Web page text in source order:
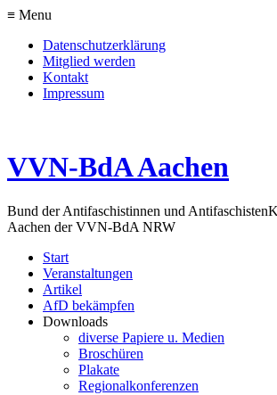
≡ Menu
Datenschutzerklärung
Mitglied werden
Kontakt
Impressum
VVN-BdA Aachen
Bund der Antifaschistinnen und Antifaschisten
Aachen der VVN-BdA NRW
Start
Veranstaltungen
Artikel
AfD bekämpfen
Downloads
diverse Papiere u. Medien
Broschüren
Plakate
Regionalkonferenzen